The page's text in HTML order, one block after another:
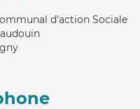
d'action Sociale